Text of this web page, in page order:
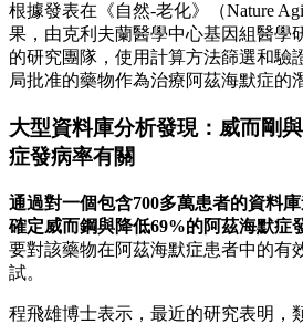
根據發表在《自然-老化》（Nature
果，由克利夫蘭醫學中心基因組醫學
的研究團隊，使用計算方法篩選和驗
局批准的藥物作為治療阿茲海默症的
大型資料庫分析發現： 威而剛
症發病率有關
通過對一個包含700多萬患者的資料
確定威而鋼與降低69%的阿茲海默症
要對該藥物在阿茲海默症患者中的有
試。
程飛雄博士表示，最近的研究表明，